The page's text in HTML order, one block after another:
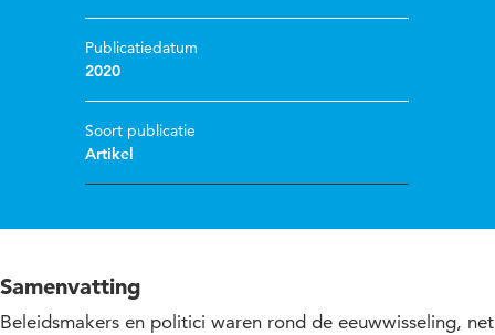
Publicatiedatum
2020
Soort publicatie
Artikel
Samenvatting
Beleidsmakers en politici waren rond de eeuwwisseling, net